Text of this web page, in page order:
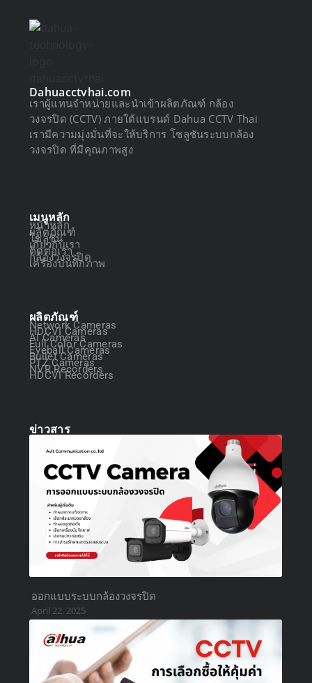
Dahuacctvhai.com
เราผู้แทนจำหน่ายและนำเข้าผลิตภัณฑ์ กล้อง
วงจรปิด (CCTV) ภายใต้แบรนด์ Dahua CCTV Thai
เรามีความมุ่งมั่นที่จะให้บริการ โซลูชันระบบกล้อง
วงจรปิด ที่มีคุณภาพสูง
เมนูหลัก
หน้าหลัก
ผลิตภัณฑ์
โซลูชัน
เกี่ยวกับเรา
ติดต่อเรา
กล้องวงจรปิด
เครื่องบันทึกภาพ
ผลิตภัณฑ์
Network Cameras
HDCVI Cameras
AI Cameras
Full Color Cameras
Eyeball Cameras
Bullet Cameras
PTZ Cameras
NVR Recorders
HDCVI Recorders
ข่าวสาร
ออกแบบระบบกล้องวงจรปิด
April 22, 2025